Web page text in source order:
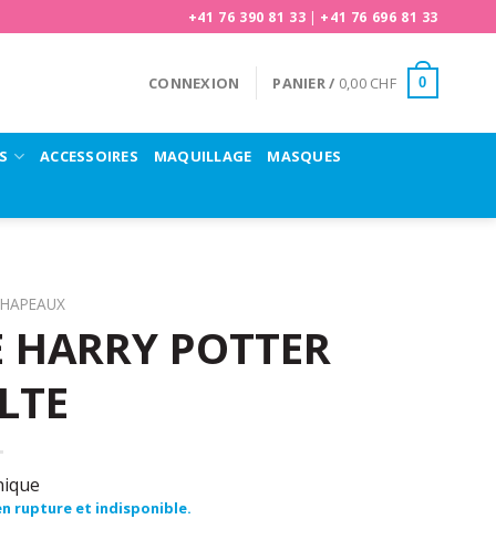
+41 76 390 81 33 | +41 76 696 81 33
CONNEXION PANIER / 0,00 CHF 0
ACCESSOIRES MAQUILLAGE MASQUES
POTTER
rupture et indisponible.